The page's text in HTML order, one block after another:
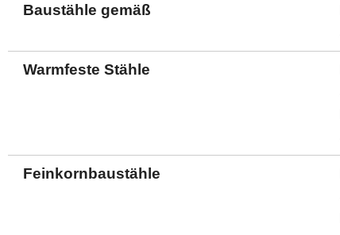
Baustähle gemäß
Warmfeste Stähle
Feinkornbaustähle